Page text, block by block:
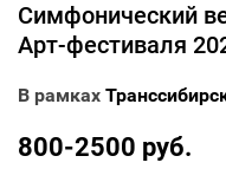
Симфонический
Арт-фестиваля
В рамках
800-2500 руб.